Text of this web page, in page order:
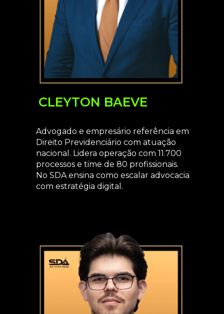
CLEYTON BAEVE
Advogado e empresário referência em
Direito Previdenciário com atuação
nacional. Lidera operação com 11.700
processos e time de 80 profissionais.
No SDA ensina como escalar advocacia
com estratégia digital.